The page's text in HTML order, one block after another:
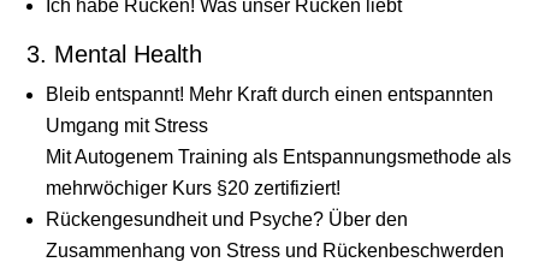
Ich habe Rücken! Was unser Rücken liebt
3. Mental Health
Bleib entspannt! Mehr Kraft durch einen entspannten
Umgang mit Stress
MitAutogenem Training als Entspannungsmethode als
mehrwöchiger Kurs §20 zertifiziert!
Rückengesundheit und Psyche? Über den
Zusammenhang von Stress und Rückenbeschwerden